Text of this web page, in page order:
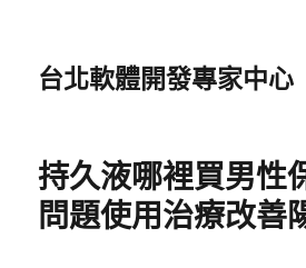
台北軟體開發專家中心
持久液哪裡買男性
問題使用治療改善